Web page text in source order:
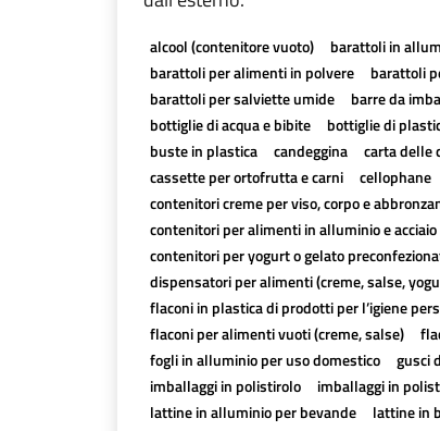
alcool (contenitore vuoto) barattoli in
barattoli per alimenti in polvere
barattoli
barattoli per salviette umide
barre da
bottiglie di acqua e bibite
bottiglie di
buste in plastica
candeggina carta delle
cassette per ortofrutta e carni
cellophane
contenitori creme per viso, corpo e
contenitori per alimenti in alluminio e acciaio
contenitori per yogurt o gelato
dispensatori per alimenti (creme, salse,
flaconi in plastica di prodotti per l’igiene
flaconi per alimenti vuoti (creme, salse)
fogli in alluminio per uso domestico
gusci
imballaggi in polistirolo
imballaggi in
lattine in alluminio per bevande
lattine in